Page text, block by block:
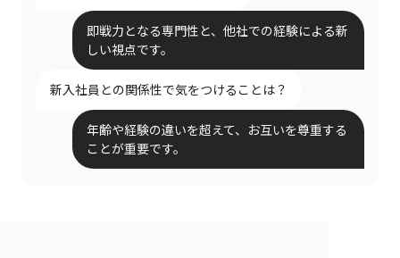
即戦力となる専門性と、他社での経験による新
しい視点です。
新入社員との関係性で気をつけることは？
年齢や経験の違いを超えて、お互いを尊重する
ことが重要です。